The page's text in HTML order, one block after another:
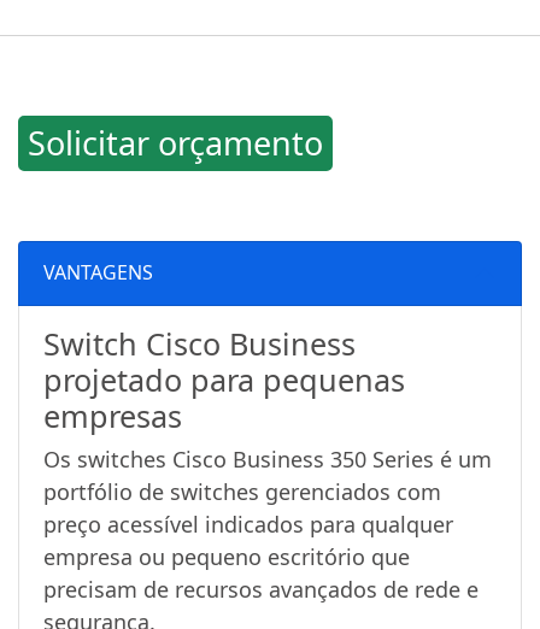
Solicitar orçamento
VANTAGENS
Switch Cisco Business
projetado para pequenas
empresas
Os switches Cisco Business 350 Series é um
portfólio de switches gerenciados com
preço acessível indicados para qualquer
empresa ou pequeno escritório que
precisam de recursos avançados de rede e
segurança.